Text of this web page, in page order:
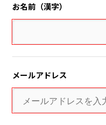
お名前（漢字）
メールアドレス